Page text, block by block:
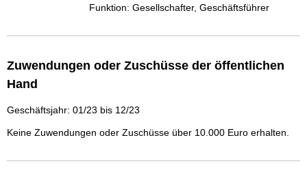
Funktion: Gesellschafter, Geschäftsführer
Zuwendungen oder Zuschüsse der öffentlichen
Hand
Geschäftsjahr: 01/23 bis 12/23
Keine Zuwendungen oder Zuschüsse über 10.000 Euro erhalten.